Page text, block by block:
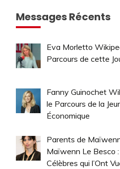
Messages Récents
Eva Morletto
Parcours de cette
Fanny Guinochet
le Parcours de la
Économique
Parents de
Maïwenn Le Besco
Célèbres qui l’Ont